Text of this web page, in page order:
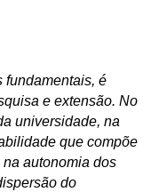
fundamentais, é
e extensão. No
universidade, na
que compõe
autonomia dos
do